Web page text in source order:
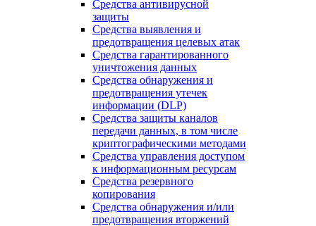
Средства антивирусной
защиты
Средства выявления и
предотвращения целевых атак
Средства гарантированного
уничтожения данных
Средства обнаружения и
предотвращения утечек
информации (DLP)
Средства защиты каналов
передачи данных, в том числе
криптографическими методами
Средства управления доступом
к информационным ресурсам
Средства резервного
копирования
Средства обнаружения и/или
предотвращения вторжений